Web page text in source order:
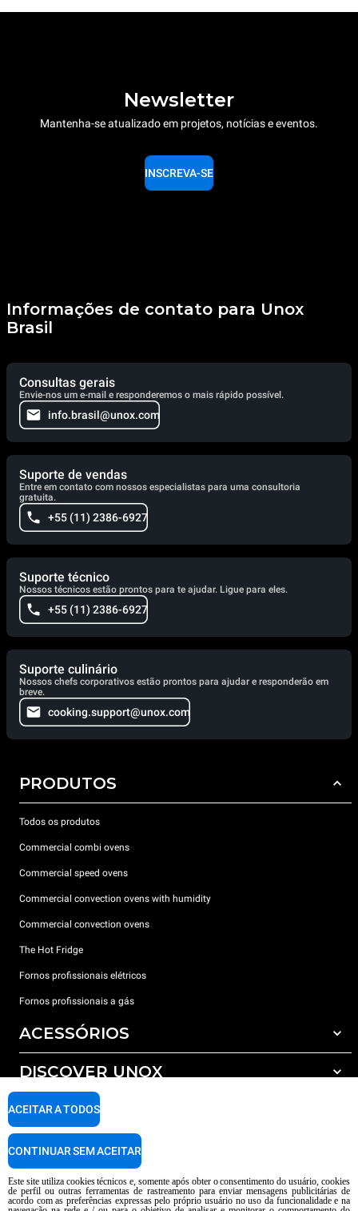
Newsletter
Mantenha-se atualizado em projetos, notícias e eventos.
INSCREVA-SE
Informações de contato para Unox
Brasil
Consultas gerais
Envie-nos um e-mail e responderemos o mais rápido possível.
info.brasil@unox.com
Suporte de vendas
Entre em contato com nossos especialistas para uma consultoria
gratuita.
+55 (11) 2386-6927
Suporte técnico
Nossos técnicos estão prontos para te ajudar. Ligue para eles.
+55 (11) 2386-6927
Suporte culinário
Nossos chefs corporativos estão prontos para ajudar e responderão em
breve.
cooking.support@unox.com
PRODUTOS
Todos os produtos
Commercial combi ovens
Commercial speed ovens
Commercial convection ovens with humidity
Commercial convection ovens
The Hot Fridge
Fornos profissionais elétricos
Fornos profissionais a gás
ACESSÓRIOS
Todos os acessórios
Detergents for automatic washing
Detergents for manual washing
Water treatment with resin filters
DISCOVER UNOX
Os nossos escritórios no mundo
SUPPORT
Garantia Unox
Encontre os Centros Service
Este site utiliza cookies técnicos e, somente após obter o consentimento do usuário, cookies
de perfil ou outras ferramentas de rastreamento para enviar mensagens publicitárias de
acordo com as preferências expressas pelo próprio usuário no uso da funcionalidade e na
ACEITAR A TODOS
CONTINUAR SEM ACEITAR